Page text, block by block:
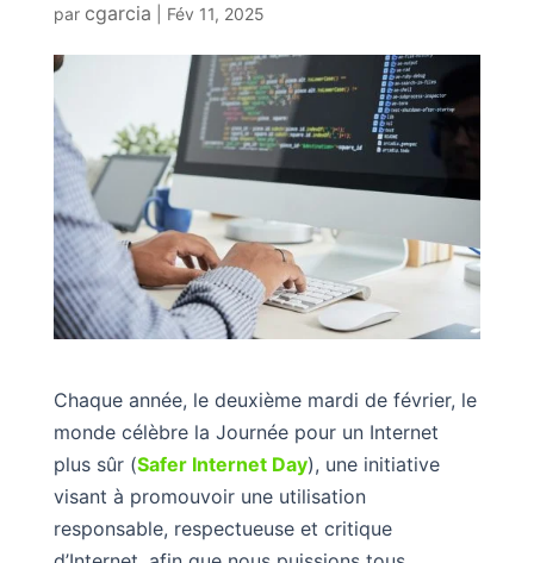
par cgarcia Fév 11, 2025
Chaque année, le deuxième mardi de février, le
monde célèbre la Journée pour un Internet
plus sûr (Safer Internet Day), une initiative
visant à promouvoir une utilisation
responsable, respectueuse et critique